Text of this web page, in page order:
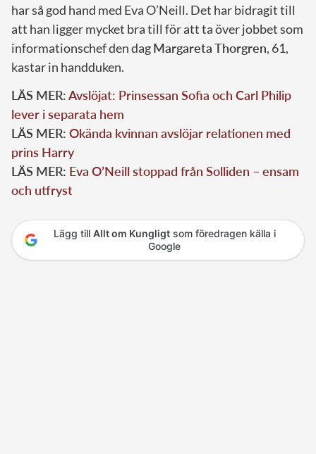
har så god hand med Eva O’Neill. Det har bidragit till
att han ligger mycket bra till för att ta över jobbet som
informationschef den dagMargareta Thorgren, 61,
kastar in handduken.
LÄS MER:Avslöjat: Prinsessan Sofia och Carl Philip
lever i separata hem
LÄS MER: Okända kvinnan avslöjar relationen med
prins Harry
LÄS MER: Eva O’Neill stoppad från Solliden – ensam
och utfryst
Lägg till Allt om Kungligtsom föredragen källa i
Google